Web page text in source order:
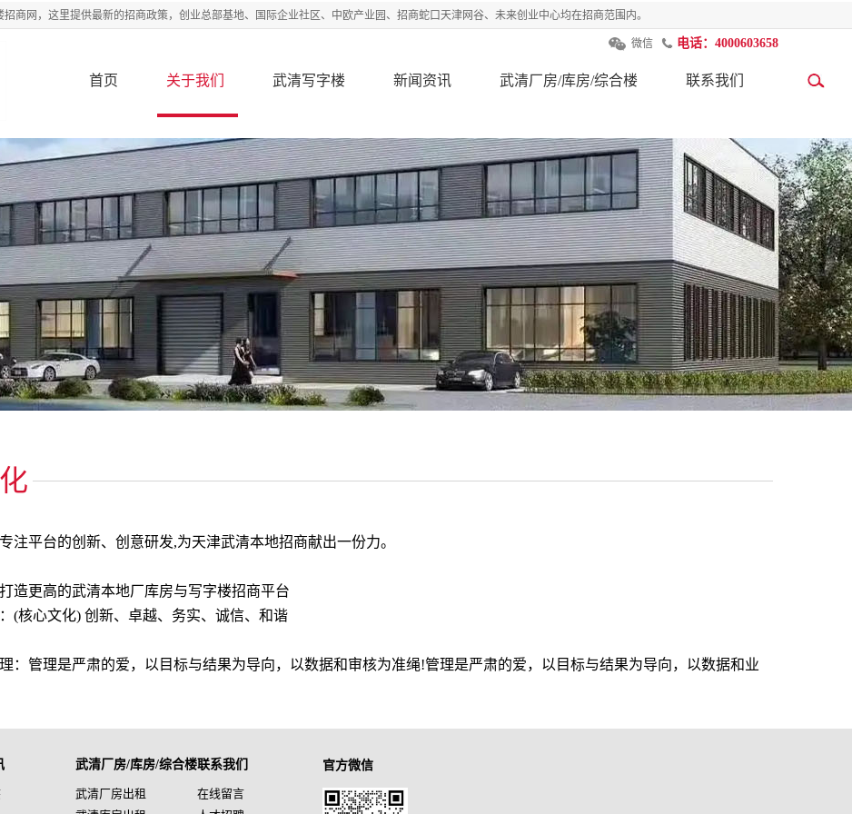
商网，这里提供最新的招商政策，创业总部基地、国际企业社区、中欧产业园、招商蛇口天津网谷、未来创业中心均在招商范围内。
微信 电话：4000603658
首页 关于我们 武清写字楼 新闻资讯 武清厂房/库房/综合楼 联系我们
注平台的创新、创意研发,为天津武清本地招商献出一份力。
造更高的武清本地厂库房与写字楼招商平台
(核心文化) 创新、卓越、务实、诚信、和谐
：管理是严肃的爱，以目标与结果为导向，以数据和审核为准绳!管理是严肃的爱，以目标与结果为导向，以数据和业
武清厂房/库房/综合楼
武清厂房出租
联系我们
在线留言
官方微信